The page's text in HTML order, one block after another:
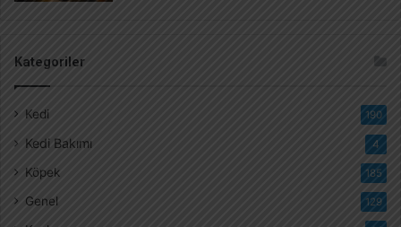
Kategoriler
Kedi 190
Kedi Bakımı 4
Köpek 185
Genel 129